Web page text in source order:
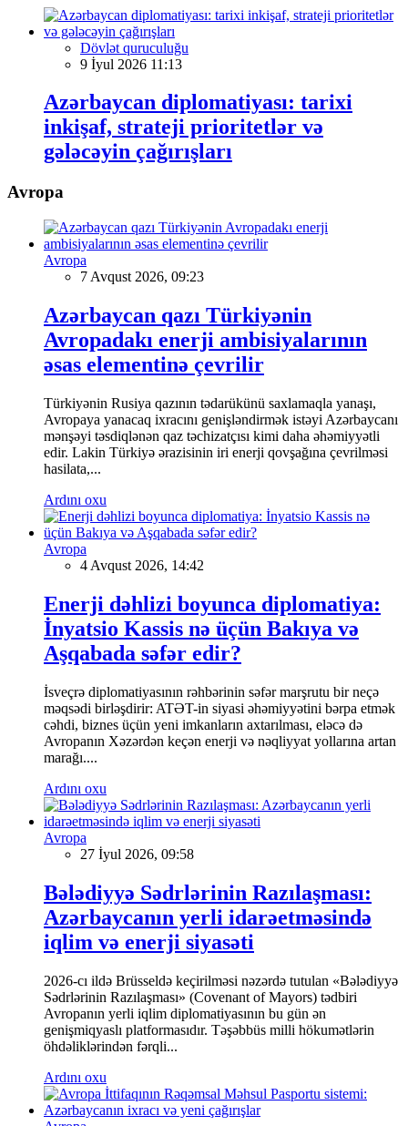
Dövlət quruculuğu
9 İyul 2026 11:13
Azərbaycan diplomatiyası: tarixi
inkişaf, strateji prioritetlər və
gələcəyin çağırışları
Avropa
Avropa
7 Avqust 2026, 09:23
Azərbaycan qazı Türkiyənin
Avropadakı enerji ambisiyalarının
əsas elementinə çevrilir
Türkiyənin Rusiya qazının tədarükünü saxlamaqla yanaşı,
Avropaya yanacaq ixracını genişləndirmək istəyi Azərbaycanı
mənşəyi təsdiqlənən qaz təchizatçısı kimi daha əhəmiyyətli
edir. Lakin Türkiyə ərazisinin iri enerji qovşağına çevrilməsi
hasilata,...
Ardını oxu
Avropa
4 Avqust 2026, 14:42
Enerji dəhlizi boyunca diplomatiya:
İnyatsio Kassis nə üçün Bakıya və
Aşqabada səfər edir?
İsveçrə diplomatiyasının rəhbərinin səfər marşrutu bir neçə
məqsədi birləşdirir: ATƏT-in siyasi əhəmiyyətini bərpa etmək
cəhdi, biznes üçün yeni imkanların axtarılması, eləcə də
Avropanın Xəzərdən keçən enerji və nəqliyyat yollarına artan
marağı....
Ardını oxu
Avropa
27 İyul 2026, 09:58
Bələdiyyə Sədrlərinin Razılaşması:
Azərbaycanın yerli idarəetməsində
iqlim və enerji siyasəti
2026-cı ildə Brüsseldə keçirilməsi nəzərdə tutulan «Bələdiyyə
Sədrlərinin Razılaşması» (Covenant of Mayors) tədbiri
Avropanın yerli iqlim diplomatiyasının bu gün ən
genişmiqyaslı platformasıdır. Təşəbbüs milli hökumətlərin
öhdəliklərindən fərqli...
Ardını oxu